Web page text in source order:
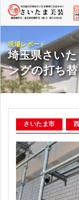
現場レポート
埼玉県さい
ングの打ち
さいたま市